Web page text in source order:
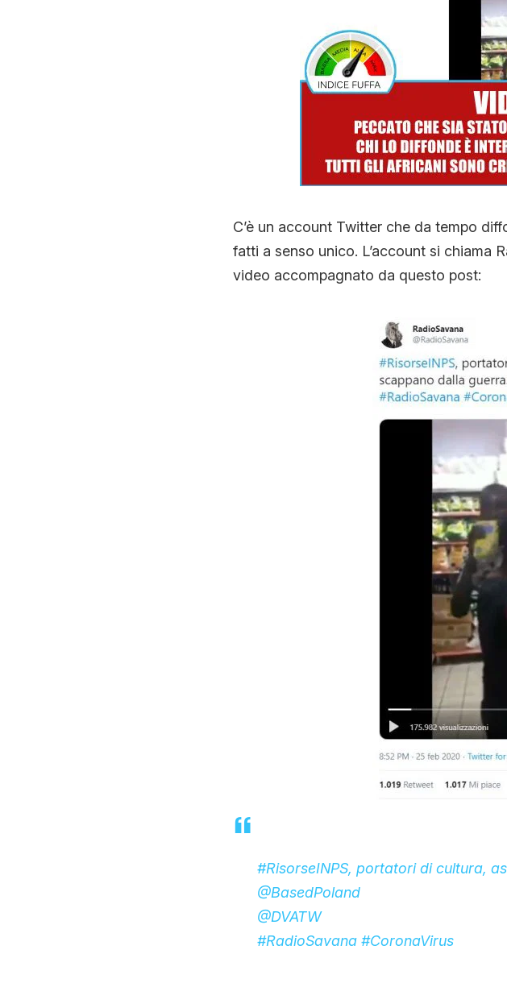
CONTATTI
CHI SIAMO
C’è un account Twitter che da tempo
fatti a senso unico. L’account si chiama
video accompagnato da questo post:
#RisorseINPS, portatori di cultura,
@BasedPoland
@DVATW
#RadioSavana #CoronaVirus